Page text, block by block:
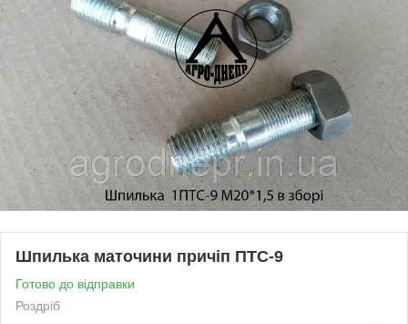
Шпилька маточини причіп ПТС-9
Готово до відправки
Роздріб